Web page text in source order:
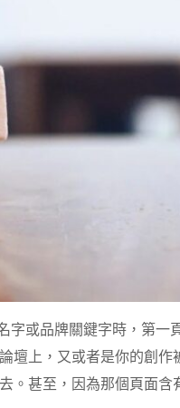
字或品牌關鍵字時，第一
上，又或者是你的創作
。甚至，因為那個頁面含